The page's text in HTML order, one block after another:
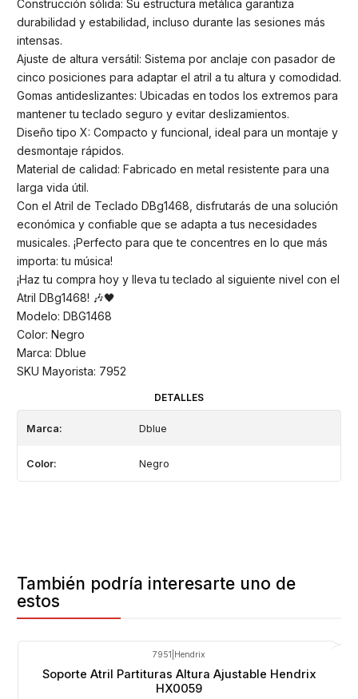
Construcción sólida: Su estructura metálica garantiza
durabilidad y estabilidad, incluso durante las sesiones más
intensas.
Ajuste de altura versátil: Sistema por anclaje con pasador de
cinco posiciones para adaptar el atril a tu altura y comodidad.
Gomas antideslizantes: Ubicadas en todos los extremos para
mantener tu teclado seguro y evitar deslizamientos.
Diseño tipo X: Compacto y funcional, ideal para un montaje y
desmontaje rápidos.
Material de calidad: Fabricado en metal resistente para una
larga vida útil.
Con el Atril de Teclado DBg1468, disfrutarás de una solución
económica y confiable que se adapta a tus necesidades
musicales. ¡Perfecto para que te concentres en lo que más
importa: tu música!
¡Haz tu compra hoy y lleva tu teclado al siguiente nivel con el
Atril DBg1468! 🎶🖤
Modelo: DBG1468
Color: Negro
Marca: Dblue
SKU Mayorista: 7952
DETALLES
Marca: Dblue
Color: Negro
También podría interesarte uno de
estos
7951 Hendrix
Soporte Atril Partituras Altura Ajustable Hendrix
HX0059